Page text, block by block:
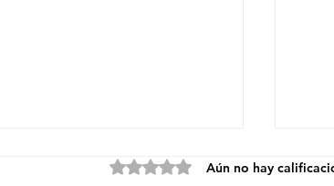
Obtuvo 0 de 5 estrellas.
Aún no hay